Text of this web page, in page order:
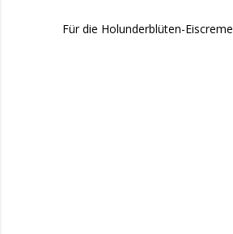
Für die Holunderblüten-Eiscreme